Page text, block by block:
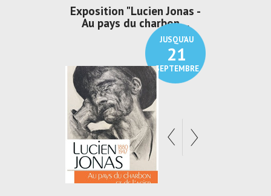
JUSQU'AU
21
SEPTEMBRE
Exposition "Lucien Jonas -
Au pays du charbon ...